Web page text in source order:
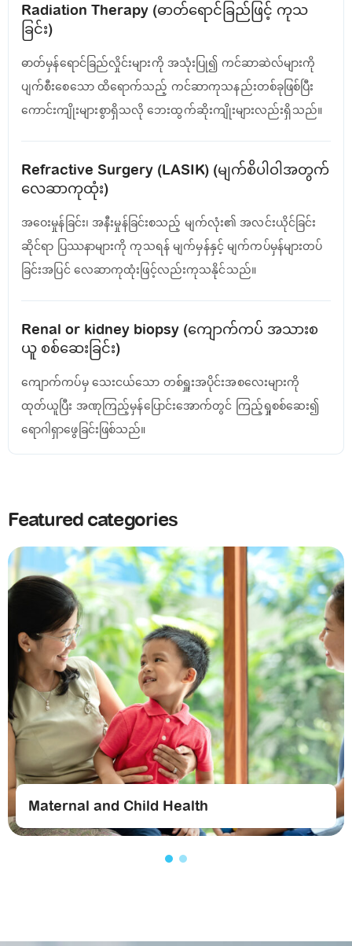
Featured categories
Maternal and Child Health
Radiation Therapy (ဓာတ်ရောင်ခြည်ဖြင့် ကုသ
ခြင်း)
ဓာတ်မှန်ရောင်ခြည်လှိုင်းများကို အသုံးပြု၍ ကင်ဆာဆဲလ်များကို
ပျက်စီးစေသော ထိရောက်သည့် ကင်ဆာကုသနည်းတစ်ခုဖြစ်ပြီး
ကောင်းကျိုးများစွာရှိသလို ဘေးထွက်ဆိုးကျိုးများလည်းရှိသည်။
Refractive Surgery (LASIK) (မျက်စိပါဝါအတွက်
လေဆာကုထုံး)
အဝေးမှုန်ခြင်း၊ အနီးမှုန်ခြင်းစသည့် မျက်လုံး၏ အလင်းယိုင်ခြင်း
ဆိုင်ရာ ပြဿနာများကို ကုသရန် မျက်မှန်နှင့် မျက်ကပ်မှန်များတပ်
ခြင်းအပြင် လေဆာကုထုံးဖြင့်လည်းကုသနိုင်သည်။
Renal or kidney biopsy (ကျောက်ကပ် အသားစ
ယူ စစ်ဆေးခြင်း)
ကျောက်ကပ်မှ သေးငယ်သော တစ်ရှူးအပိုင်းအစလေးများကို
ထုတ်ယူပြီး အဏုကြည့်မှန်ပြောင်းအောက်တွင် ကြည့်ရှုစစ်ဆေး၍
‌ရောဂါရှာဖွေခြင်းဖြစ်သည်။